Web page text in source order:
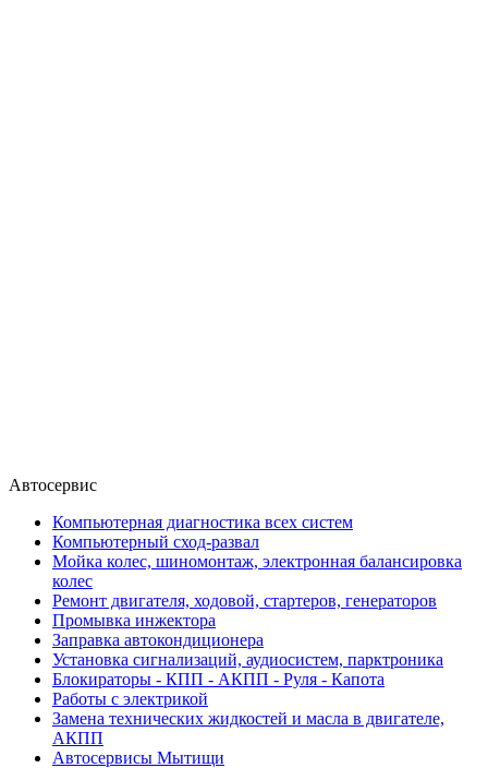
Автосервис
Компьютерная диагностика всех систем
Компьютерный сход-развал
Мойка колес, шиномонтаж, электронная балансировка
колес
Ремонт двигателя, ходовой, стартеров, генераторов
Промывка инжектора
Заправка автокондиционера
Установка сигнализаций, аудиосистем, парктроника
Блокираторы - КПП - АКПП - Руля - Капота
Работы с электрикой
Замена технических жидкостей и масла в двигателе,
АКПП
Автосервисы Мытищи